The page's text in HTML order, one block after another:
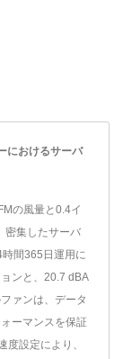
におけるサーバ
の風量と0.4イ
密集したサーバ
間365日運用に
ンと、20.7 dBA
ァンは、データ
ーマンスを保証
設定により、